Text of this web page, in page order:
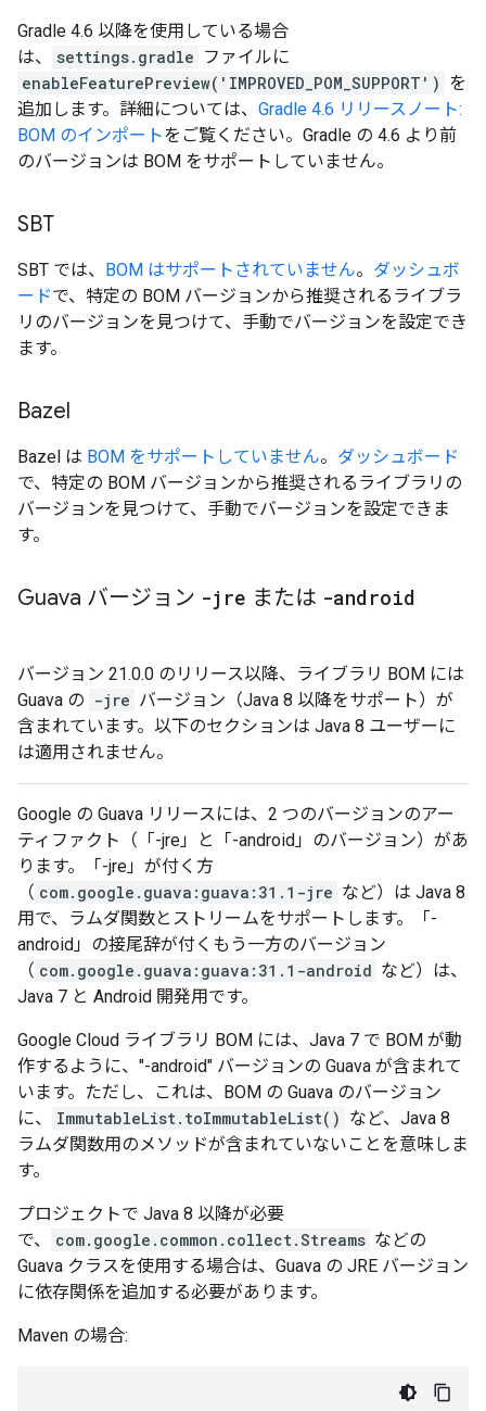
Gradle 4.6 以降を使用している場合
は、
settings.gradle ファイルに
enableFeaturePreview('IMPROVED_POM_SUPPORT') を
追加します。詳細については、 Gradle 4.6 リリースノート:
BOM のインポートをご覧ください。Gradle の 4.6 より前
のバージョンは BOM をサポートしていません。
SBT
SBT では、 BOM はサポートされていません。 ダッシュボ
ードで、特定の BOM バージョンから推奨されるライブラ
リのバージョンを見つけて、手動でバージョンを設定でき
ます。
Bazel
Bazel は BOM をサポートしていません。 ダッシュボード
で、特定の BOM バージョンから推奨されるライブラリの
バージョンを見つけて、手動でバージョンを設定できま
す。
Guava バージョン -jre または -android
バージョン 21.0.0 のリリース以降、ライブラリ BOM には
Guava の -jre バージョン（Java 8 以降をサポート）が
含まれています。以下のセクションは Java 8 ユーザーに
は適用されません。
Google の Guava リリースには、2 つのバージョンのアー
ティファクト（「-jre」と「-android」のバージョン）があ
ります。「-jre」が付く方
（ com.google.guava:guava:31.1-jre など）は Java 8
用で、ラムダ関数とストリームをサポートします。「-
android」の接尾辞が付くもう一方のバージョン
（ com.google.guava:guava:31.1-android など）は、
Java 7 と Android 開発用です。
Google Cloud ライブラリ BOM には、Java 7 で BOM が動
作するように、"-android" バージョンの Guava が含まれて
います。ただし、これは、BOM の Guava のバージョン
に、
ImmutableList.toImmutableList() など、Java 8
ラムダ関数用のメソッドが含まれていないことを意味しま
す。
プロジェクトで Java 8 以降が必要
で、
com.google.common.collect.Streams などの
Guava クラスを使用する場合は、Guava の JRE バージョン
に依存関係を追加する必要があります。
Maven の場合: